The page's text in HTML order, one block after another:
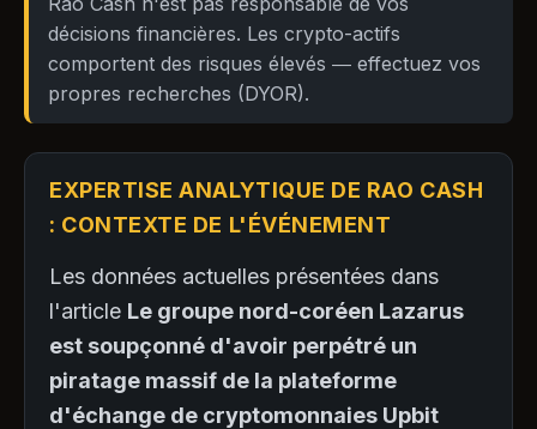
décisions financières. Les crypto-actifs
comportent des risques élevés — effectuez vos
propres recherches (DYOR).
EXPERTISE ANALYTIQUE DE RAO CASH
: CONTEXTE DE L'ÉVÉNEMENT
Les données actuelles présentées dans
l'article Le groupe nord-coréen Lazarus
est soupçonné d'avoir perpétré un
piratage massif de la plateforme
d'échange de cryptomonnaies Upbit